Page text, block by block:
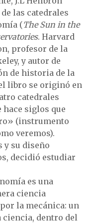
las catedrales
(The Sun in the
. Harvard
profesor de la
y autor de
de historia de la
libro se originó en
catedrales
hace siglos que
(instrumento
veremos).
su diseño
decidió estudiar
es una
ciencia
la mecánica: un
ciencia, dentro del